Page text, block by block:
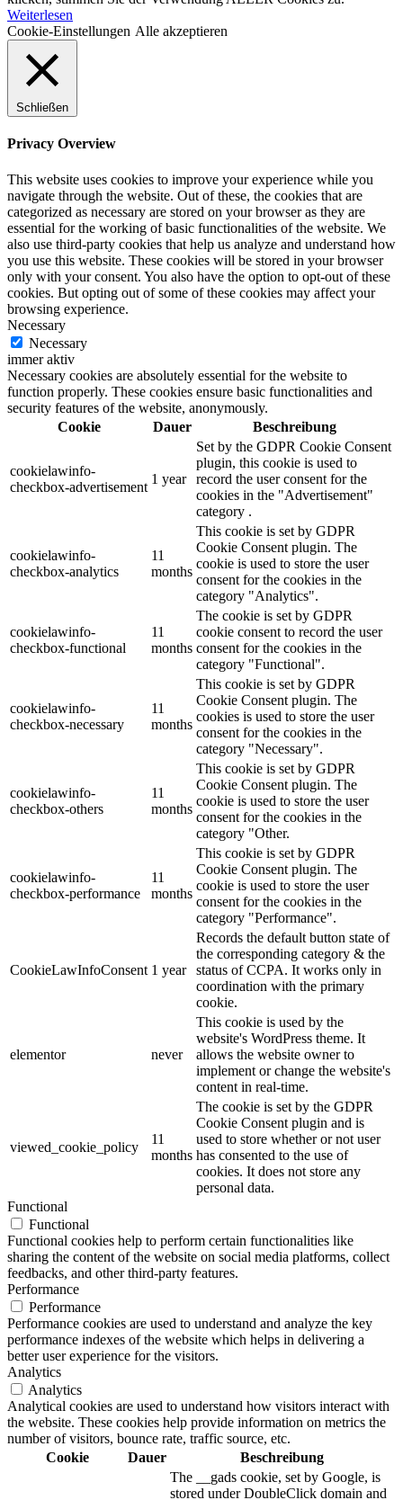
Weiterlesen
Cookie-Einstellungen Alle akzeptieren
Schließen
Privacy Overview
This website uses cookies to improve your experience while you
navigate through the website. Out of these, the cookies that are
categorized as necessary are stored on your browser as they are
essential for the working of basic functionalities of the website. We
also use third-party cookies that help us analyze and understand how
you use this website. These cookies will be stored in your browser
only with your consent. You also have the option to opt-out of these
cookies. But opting out of some of these cookies may affect your
browsing experience.
Necessary
Necessary
immer aktiv
Necessary cookies are absolutely essential for the website to
function properly. These cookies ensure basic functionalities and
security features of the website, anonymously.
Cookie
Dauer Beschreibung
cookielawinfo-
checkbox-advertisement
1 year
Set by the GDPR Cookie Consent
plugin, this cookie is used to
record the user consent for the
cookies in the "Advertisement"
category .
cookielawinfo-
checkbox-analytics
11
months
This cookie is set by GDPR
Cookie Consent plugin. The
cookie is used to store the user
consent for the cookies in the
category "Analytics".
cookielawinfo-
checkbox-functional
11
months
The cookie is set by GDPR
cookie consent to record the user
consent for the cookies in the
category "Functional".
cookielawinfo-
checkbox-necessary
11
months
This cookie is set by GDPR
Cookie Consent plugin. The
cookies is used to store the user
consent for the cookies in the
category "Necessary".
cookielawinfo-
checkbox-others
11
months
This cookie is set by GDPR
Cookie Consent plugin. The
cookie is used to store the user
consent for the cookies in the
category "Other.
cookielawinfo-
checkbox-performance
11
months
This cookie is set by GDPR
Cookie Consent plugin. The
cookie is used to store the user
consent for the cookies in the
category "Performance".
CookieLawInfoConsent 1 year
Records the default button state of
the corresponding category & the
status of CCPA. It works only in
coordination with the primary
cookie.
elementor never
This cookie is used by the
website's WordPress theme. It
allows the website owner to
implement or change the website's
content in real-time.
viewed_cookie_policy
11
months
The cookie is set by the GDPR
Cookie Consent plugin and is
used to store whether or not user
has consented to the use of
cookies. It does not store any
personal data.
Functional
Functional
Functional cookies help to perform certain functionalities like
sharing the content of the website on social media platforms, collect
feedbacks, and other third-party features.
Performance
Performance
Performance cookies are used to understand and analyze the key
performance indexes of the website which helps in delivering a
better user experience for the visitors.
Analytics
Analytics
Analytical cookies are used to understand how visitors interact with
the website. These cookies help provide information on metrics the
number of visitors, bounce rate, traffic source, etc.
Cookie
Dauer
Beschreibung
The __gads cookie, set by Google, is
stored under DoubleClick domain and